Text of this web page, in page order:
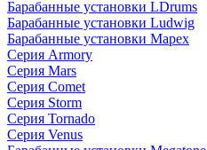
Барабанные установки LDrums
Барабанные установки Ludwig
Барабанные установки Mapex
Серия Armory
Серия Mars
Серия Comet
Серия Storm
Серия Tornado
Серия Venus